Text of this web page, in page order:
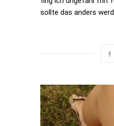
sollte das anders